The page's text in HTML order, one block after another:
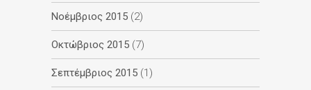
Νοέμβριος 2015 (2)
Οκτώβριος 2015 (7)
Σεπτέμβριος 2015 (1)